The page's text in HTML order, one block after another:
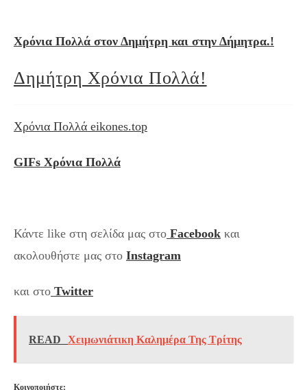
Χρόνια Πολλά στον Δημήτρη και στην Δήμητρα.!
Δημήτρη Χρόνια Πολλά!
Χρόνια Πολλά eikones.top
GIFs Χρόνια Πολλά
Κάντε like στη σελίδα μας στο Facebook και
ακολουθήστε μας στο Instagram
και στο Twitter
READ Χειμωνιάτικη Καλημέρα Της Τρίτης
Κοινοποιήστε: